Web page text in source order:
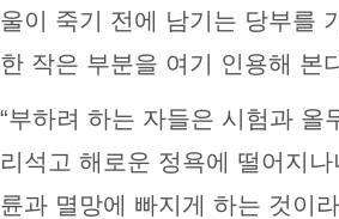
울이 죽기 전에 남기는 당부를
한 작은 부분을 여기 인용해 본
“부하려 하는 자들은 시험과 올
리석고 해로운 정욕에 떨어지
륜과 멸망에 빠지게 하는 것이